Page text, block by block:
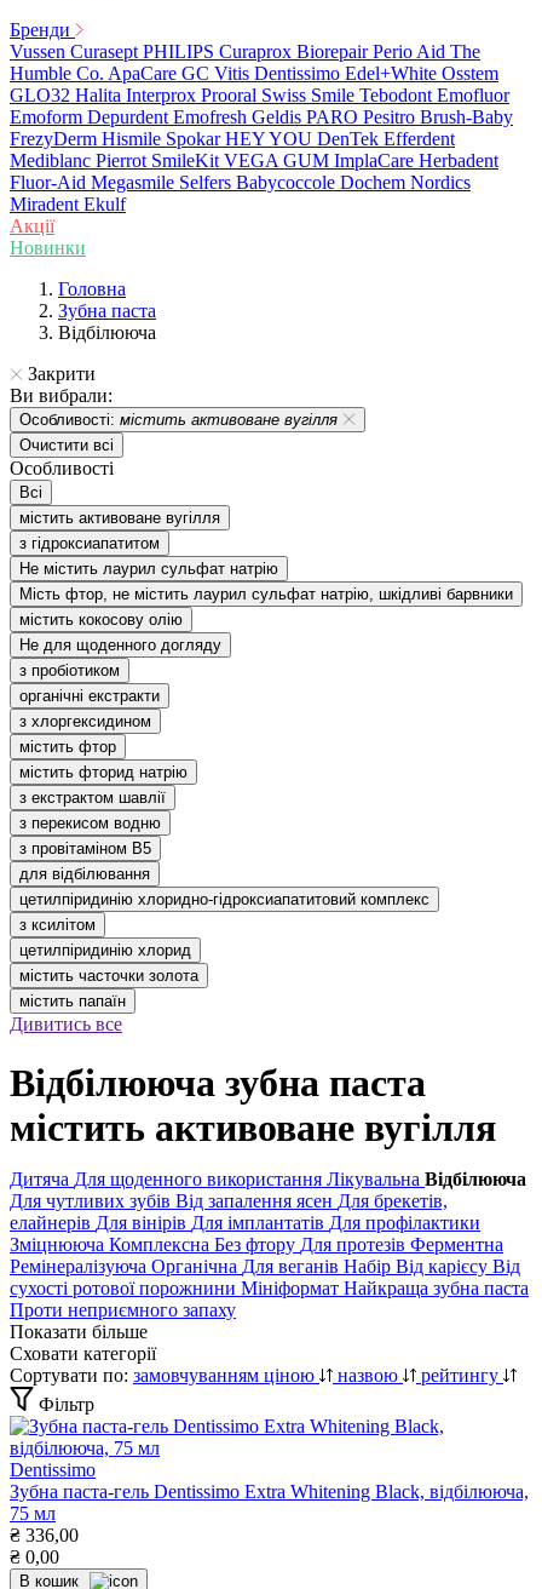
Бренди
Vussen Curasept PHILIPS Curaprox Biorepair Perio Aid The
Humble Co. ApaCare GC Vitis Dentissimo Edel+White Osstem
GLO32 Halita Interprox Prooral Swiss Smile Tebodont Emofluor
Emoform Depurdent Emofresh Geldis PARO Pesitro Brush-Baby
FrezyDerm Hismile Spokar HEY YOU DenTek Efferdent
Mediblanc Pierrot SmileKit VEGA GUM ImplaCare Herbadent
Fluor-Aid Megasmile Selfers Babycoccole Dochem Nordics
Miradent Ekulf
Акції
Новинки
Головна
Зубна паста
Відбілююча
Закрити
Ви вибрали:
Особливості: містить активоване вугілля
Очистити всі
Особливості
Всі
містить активоване вугілля
з гідроксиапатитом
Не містить лаурил сульфат натрію
Мість фтор, не містить лаурил сульфат натрію, шкідливі барвники
містить кокосову олію
Не для щоденного догляду
з пробіотиком
органічні екстракти
з хлоргексидином
містить фтор
містить фторид натрію
з екстрактом шавлії
з перекисом водню
з провітаміном В5
для відбілювання
цетилпіридинію хлоридно-гідроксиапатитовий комплекс
з ксилітом
цетилпіридинію хлорид
містить часточки золота
містить папаїн
Дивитись все
Відбілююча зубна паста
містить активоване вугілля
Дитяча Для щоденного використання Лікувальна Відбілююча
Для чутливих зубів Від запалення ясен Для брекетів,
елайнерів Для вінірів Для імплантатів Для профілактики
Зміцнююча Комплексна Без фтору Для протезів Ферментна
Ремінералізуюча Органічна Для веганів Набір Від карієсу Від
сухості ротової порожнини Мініформат Найкраща зубна паста
Проти неприємного запаху
Показати більше
Сховати категорії
Сортувати по: замовчуванням ціною назвою
рейтингу
Фільтр
Dentissimo
Зубна паста-гель Dentissimo Extra Whitening Black, відбілююча,
75 мл
₴ 336,00
₴ 0,00
В кошик